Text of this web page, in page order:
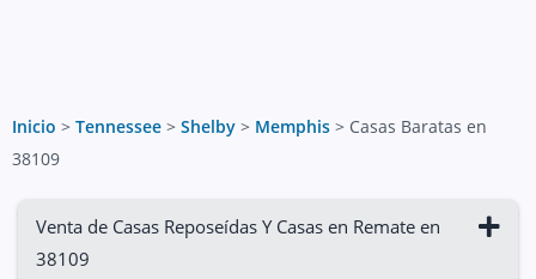
Inicio > Tennessee > Shelby > Memphis > Casas Baratas en
38109
Venta de Casas Reposeídas Y Casas en Remate en
38109